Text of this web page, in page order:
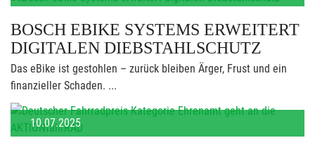
BOSCH EBIKE SYSTEMS ERWEITERT
DIGITALEN DIEBSTAHLSCHUTZ
Das eBike ist gestohlen – zurück bleiben Ärger, Frust und ein
finanzieller Schaden. ...
10.07.2025